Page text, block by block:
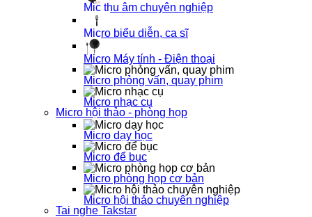
Mic thu âm chuyên nghiệp
Micro biểu diễn, ca sĩ
Micro Máy tính - Điện thoại
Micro phỏng vấn, quay phim
Micro nhạc cụ
Micro hội thảo - phòng họp
Micro dạy học
Micro để bục
Micro phòng họp cơ bản
Micro hội thảo chuyên nghiệp
Tai nghe Takstar